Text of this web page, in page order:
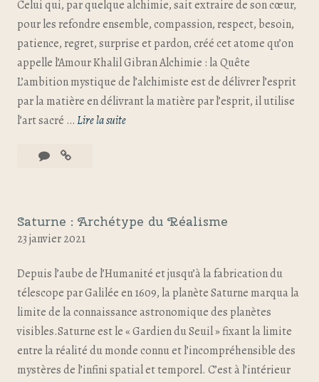
Celui qui, par quelque alchimie, sait extraire de son cœur,
pour les refondre ensemble, compassion, respect, besoin,
patience, regret, surprise et pardon, créé cet atome qu’on
appelle l’Amour Khalil Gibran Alchimie : la Quête
L’ambition mystique de l’alchimiste est de délivrer l’esprit
par la matière en délivrant la matière par l’esprit, il utilise
l’art sacré …Lire la suite
Saturne : Archétype du Réalisme
23 janvier 2021
Depuis l’aube de l’Humanité et jusqu’à la fabrication du
télescope par Galilée en 1609, la planète Saturne marqua la
limite de la connaissance astronomique des planètes
visibles.Saturne est le « Gardien du Seuil » fixant la limite
entre la réalité du monde connu et l’incompréhensible des
mystères de l’infini spatial et temporel. C’est à l’intérieur